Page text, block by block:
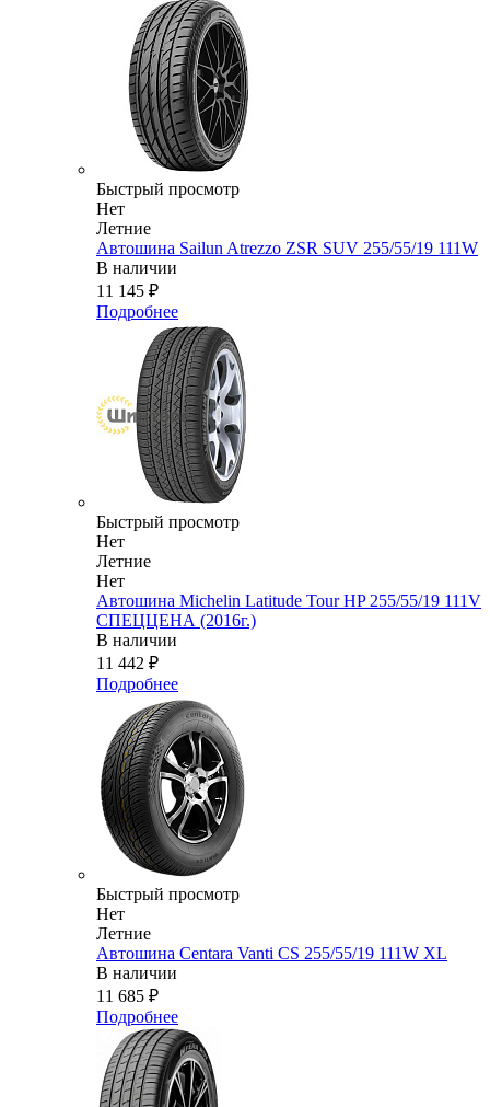
Быстрый просмотр
Нет
Летние
Автошина Sailun Atrezzo ZSR SUV 255/55/19 111W
В наличии
11 145 ₽
Подробнее
Быстрый просмотр
Нет
Летние
Нет
Автошина Michelin Latitude Tour HP 255/55/19 111V
СПЕЦЦЕНА (2016г.)
В наличии
11 442 ₽
Подробнее
Быстрый просмотр
Нет
Летние
Автошина Centara Vanti CS 255/55/19 111W XL
В наличии
11 685 ₽
Подробнее